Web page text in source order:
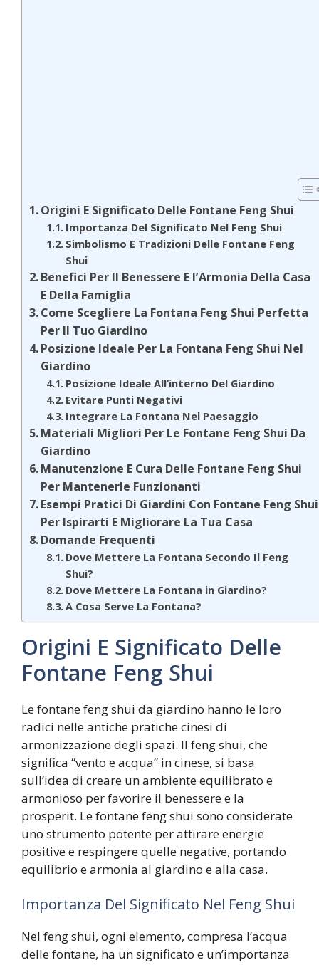
Origini E Significato Delle Fontane Feng Shui
Importanza Del Significato Nel Feng Shui
Simbolismo E Tradizioni Delle Fontane Feng
Shui
Benefici Per Il Benessere E l’Armonia Della Casa
E Della Famiglia
Come Scegliere La Fontana Feng Shui Perfetta
Per Il Tuo Giardino
Posizione Ideale Per La Fontana Feng Shui Nel
Giardino
Posizione Ideale All’interno Del Giardino
Evitare Punti Negativi
Integrare La Fontana Nel Paesaggio
Materiali Migliori Per Le Fontane Feng Shui Da
Giardino
Manutenzione E Cura Delle Fontane Feng Shui
Per Mantenerle Funzionanti
Esempi Pratici Di Giardini Con Fontane Feng Shui
Per Ispirarti E Migliorare La Tua Casa
Domande Frequenti
Dove Mettere La Fontana Secondo Il Feng
Shui?
Dove Mettere La Fontana in Giardino?
A Cosa Serve La Fontana?
Origini E Significato Delle
Fontane Feng Shui
Le fontane feng shui da giardino hanno le loro
radici nelle antiche pratiche cinesi di
armonizzazione degli spazi. Il feng shui, che
significa “vento e acqua” in cinese, si basa
sull’idea di creare un ambiente equilibrato e
armonioso per favorire il benessere e la
prosperit. Le fontane feng shui sono considerate
uno strumento potente per attirare energie
positive e respingere quelle negative, portando
equilibrio e armonia al giardino e alla casa.
Importanza Del Significato Nel Feng Shui
Nel feng shui, ogni elemento, compresa l’acqua
delle fontane, ha un significato e un’importanza